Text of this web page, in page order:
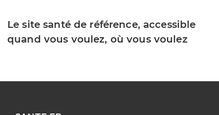
Le site santé de référence, accessible
quand vous voulez, où vous voulez